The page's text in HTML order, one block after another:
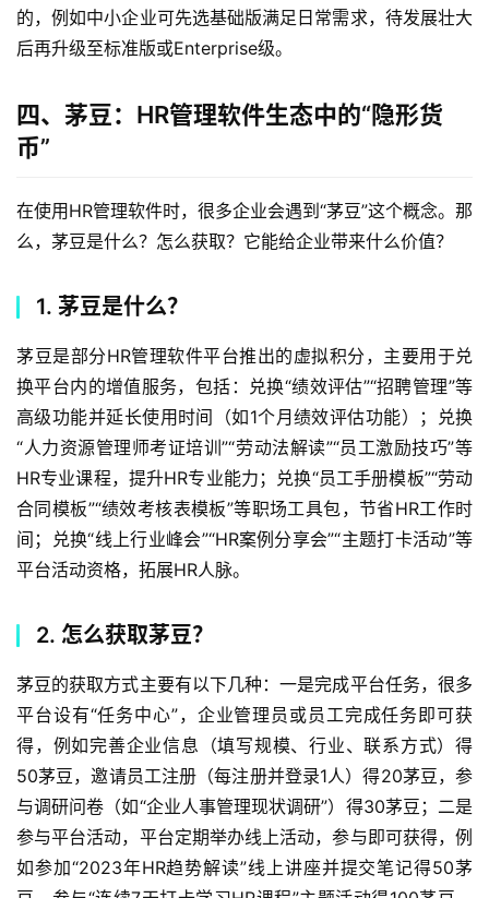
的，例如中小企业可先选基础版满足日常需求，待发展壮大
后再升级至标准版或Enterprise级。
四、茅豆：HR管理软件生态中的“隐形货
币”
在使用HR管理软件时，很多企业会遇到“茅豆”这个概念。那
么，茅豆是什么？怎么获取？它能给企业带来什么价值？
1. 茅豆是什么？
茅豆是部分HR管理软件平台推出的虚拟积分，主要用于兑
换平台内的增值服务，包括：兑换“绩效评估”“招聘管理”等
高级功能并延长使用时间（如1个月绩效评估功能）；兑换
“人力资源管理师考证培训”“劳动法解读”“员工激励技巧”等
HR专业课程，提升HR专业能力；兑换“员工手册模板”“劳动
合同模板”“绩效考核表模板”等职场工具包，节省HR工作时
间；兑换“线上行业峰会”“HR案例分享会”“主题打卡活动”等
平台活动资格，拓展HR人脉。
2. 怎么获取茅豆？
茅豆的获取方式主要有以下几种：一是完成平台任务，很多
平台设有“任务中心”，企业管理员或员工完成任务即可获
得，例如完善企业信息（填写规模、行业、联系方式）得
50茅豆，邀请员工注册（每注册并登录1人）得20茅豆，参
与调研问卷（如“企业人事管理现状调研”）得30茅豆；二是
参与平台活动，平台定期举办线上活动，参与即可获得，例
如参加“2023年HR趋势解读”线上讲座并提交笔记得50茅